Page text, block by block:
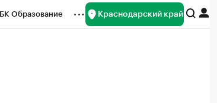
Образование Краснодарский край